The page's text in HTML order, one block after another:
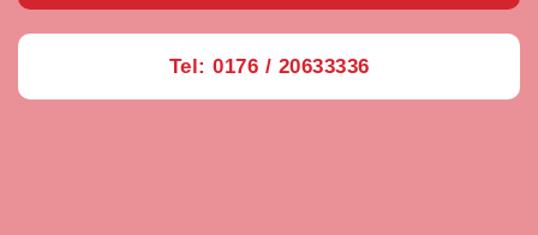
Tel: 0176 / 20633336